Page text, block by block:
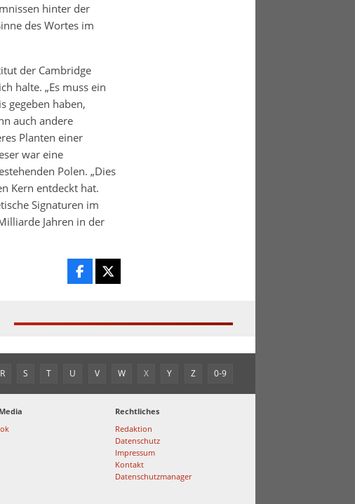
hinter der
des Wortes im
der Cambridge
halte. „Es muss ein
gegeben haben,
auch andere
Planten einer
war eine
Polen. „Dies
Kern entdeckt hat.
Signaturen im
Jahren in der
R S T U V W X Y Z 0-9
Rechtliches
Redaktion
Datenschutz
Impressum
Kontakt
Datenschutzmanager